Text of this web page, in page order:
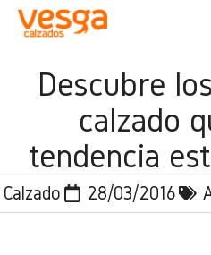
Descubre
calzado
tendencia
28/03/2016